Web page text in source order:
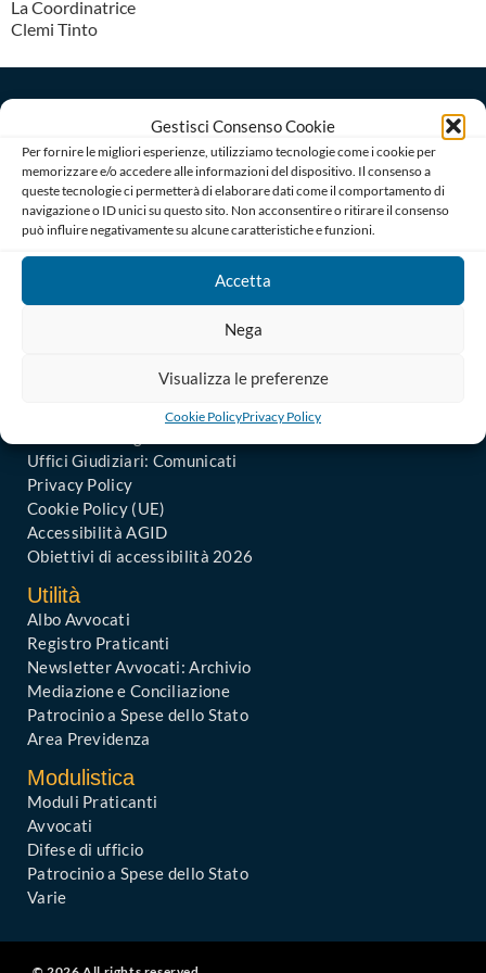
Gestisci Consenso Cookie
Per fornire le migliori esperienze, utilizziamo tecnologie come i cookie per
memorizzare e/o accedere alle informazioni del dispositivo. Il consenso a
queste tecnologie ci permetterà di elaborare dati come il comportamento di
navigazione o ID unici su questo sito. Non acconsentire o ritirare il consenso
può influire negativamente su alcune caratteristiche e funzioni.
Accetta
Nega
Visualizza le preferenze
Cookie PolicyPrivacy Policy
La Coordinatrice
Clemi Tinto
Ordine degli Avvocati di Bari
Palazzo di Giustizia, Piazza De Nicola 70123 BARI
Telefono : 080 574 91 54 / 080 527 73 24
Codice Fiscale: 80019470725
Codice univoco di Fatturazione: UFGAKA
PEC – Posta Elettronica Certificata :
ordine@avvocatibari.legalmail.it
Uffici Amministrativi
Uffici Giudiziari: Comunicati
Privacy Policy
Cookie Policy (UE)
Accessibilità AGID
Obiettivi di accessibilità 2026
Utilità
Albo Avvocati
Registro Praticanti
Newsletter Avvocati: Archivio
Mediazione e Conciliazione
Patrocinio a Spese dello Stato
Area Previdenza
Modulistica
Moduli Praticanti
Avvocati
Difese di ufficio
Patrocinio a Spese dello Stato
Varie